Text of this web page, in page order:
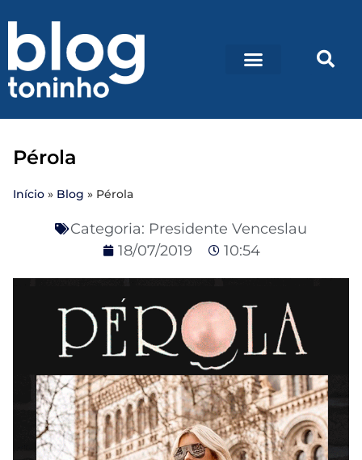
Pérola
Início » Blog » Pérola
Categoria: Presidente Venceslau
18/07/2019
10:54